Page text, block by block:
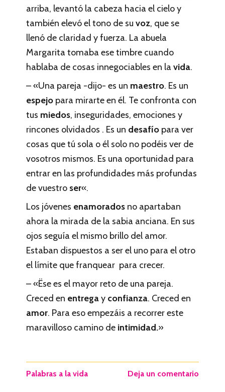
arriba, levantó la cabeza hacia el cielo y
también elevó el tono de suvoz, que se
llenó de claridad y fuerza. La abuela
Margarita tomaba ese timbre cuando
hablaba de cosas innegociables en lavida.
– «Una pareja -dijo- es un maestro. Es un
espejo para mirarte en él. Te confronta con
tus miedos, inseguridades, emociones y
rincones olvidados . Es un desafío para ver
cosas que tú sola o él solo no podéis ver de
vosotros mismos. Es una oportunidad para
entrar en las profundidades más profundas
de vuestro ser«.
Los jóvenes enamorados no apartaban
ahora la mirada de la sabia anciana. En sus
ojos seguía el mismo brillo del amor.
Estaban dispuestos a ser el uno para el otro
el límite que franquear para crecer.
– «Ëse es el mayor reto de una pareja.
Creced en entregay confianza. Creced en
amor. Para eso empezáis a recorrer este
maravilloso camino de intimidad.»
Palabras a la vida Deja un comentario